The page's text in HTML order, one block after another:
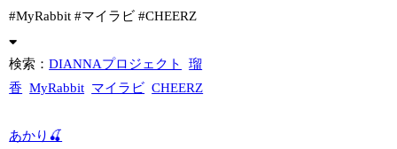
#MyRabbit #マイラビ #CHEERZ
検索：DIANNAプロジェクト
瑠
香 MyRabbit マイラビ CHEERZ
あかり🍒